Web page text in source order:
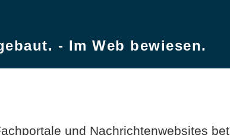
- Im Web bewiesen.
und Nachrichtenwebsites